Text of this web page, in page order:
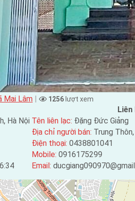
Mai Lâm | 1256 lượt xem
Liên
Hà Nội Tên liên lạc: Đặng Đức Giảng
Địa chỉ người bán: Trung
Điện thoại: 0438801041
Mobile: 0916175299
Email: